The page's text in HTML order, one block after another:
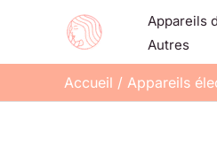
contenu
Appareils
Autres
Accueil Appareils